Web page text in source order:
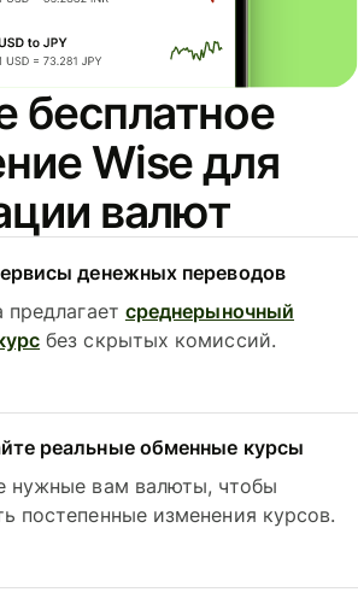
бесплатное
Wise для
валют
денежных переводов
предлагает среднерыночный
без скрытых комиссий.
реальные обменные курсы
нужные вам валюты, чтобы
постепенные изменения курсов.